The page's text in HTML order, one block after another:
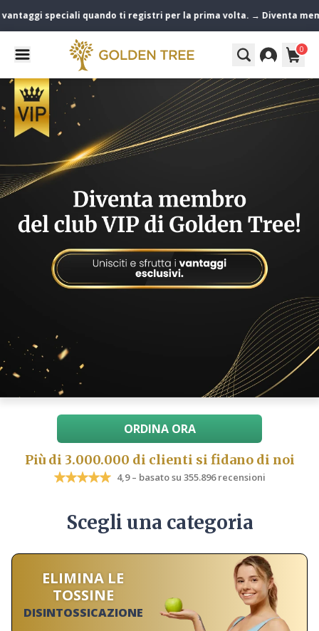
speciali quando ti registri per la prima volta. → Diventa membro
0
ORDINA ORA
Più di 3.000.000 di clienti si fidano di noi
4,9 – basato su 355.896 recensioni
Scegli una categoria
ELIMINA LE
TOSSINE
DISINTOSSICAZIONE